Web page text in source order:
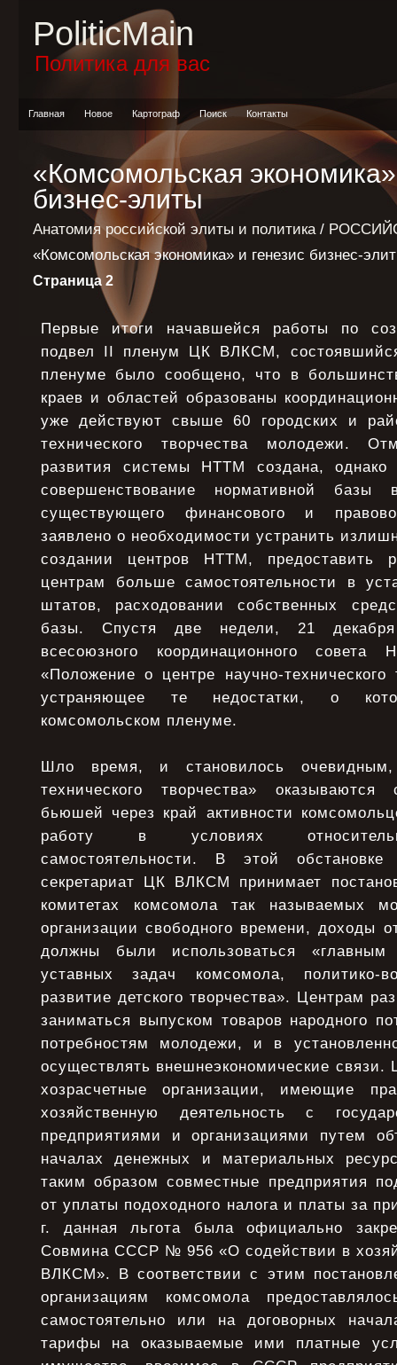
PoliticMain
Политика для вас
Главная Новое Картограф Поиск Контакты
«Комсомольская
бизнес-элиты
Анатомия российской элиты и политика/
«Комсомольская экономика» и генезис бизнес-
Страница 2
Первые итоги начавшейся работы по
подвел II пленум ЦК ВЛКСМ,
пленуме было сообщено, что в
краев и областей образованы
уже действуют свыше 60 городских и
технического творчества молодежи.
развития системы НТТМ создана, однако
совершенствование нормативной базы
существующего финансового и
заявлено о необходимости устранить
создании центров НТТМ, предоставить
центрам больше самостоятельности в
штатов, расходовании собственных
базы. Спустя две недели, 21
всесоюзного координационного
«Положение о центре научно-
устраняющее те недостатки, о
комсомольском пленуме.
Шло время, и становилось
технического творчества»
бьюшей через край активности
работу в условиях
самостоятельности. В этой
секретариат ЦК ВЛКСМ принимает
комитетах комсомола так называемых
организации свободного времени, доходы
должны были использоваться
уставных задач комсомола, политико-
развитие детского творчества». Центрам
заниматься выпуском товаров народного
потребностям молодежи, и в
осуществлять внешнеэкономические связи.
хозрасчетные организации, имеющие
хозяйственную деятельность с
предприятиями и организациями путем
началах денежных и материальных
таким образом совместные предприятия
от уплаты подоходного налога и платы за
г. данная льгота была официально
Совмина СССР № 956 «О содействии в
ВЛКСМ». В соответствии с этим
организациям комсомола
самостоятельно или на договорных
тарифы на оказываемые ими платные